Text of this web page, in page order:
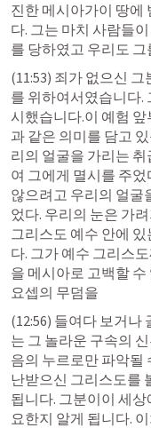
진한 메시아가이 땅에
다. 그는 마치 사람들
를 당하였고 우리도
(11:53) 죄가 없으신
를 위하여서였습니다.
시했습니다.이 예험
과 같은 의미를 담고
리의 얼굴을 가리는
여 그에게 멸시를 주
않으려고 우리의 얼굴
었다. 우리의 눈은 가
그리스도 예수 안에
다. 그가 예수 그리스
을 메시아로 고백할
요셉의 무덤을
(12:56) 들여다 보거나
는 그 놀라운 구속의
음의 누르로만 파악될
난받으신 그리스도를
됩니다. 그분이이 세
요한지 알게 됩니다.